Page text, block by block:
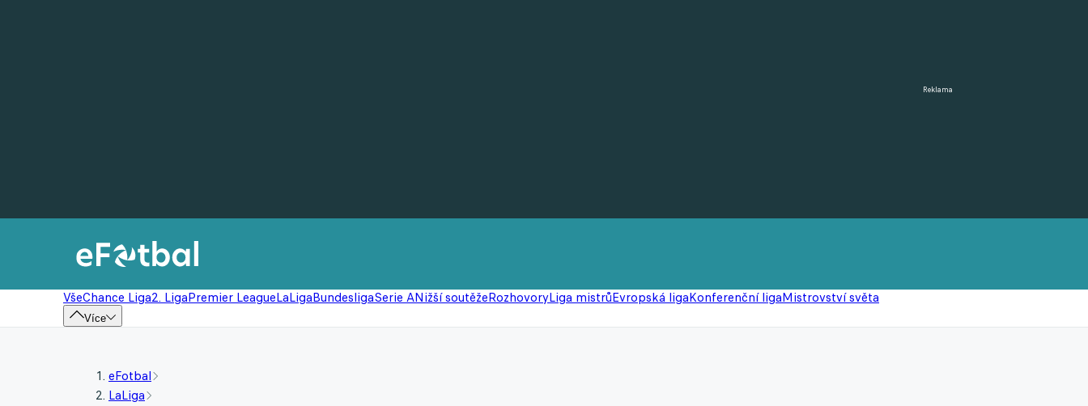
Reklama
VšeChance Liga2. LigaPremier LeagueLaLigaBundesligaSerie ANižší soutěžeRozhovoryLiga mistrůEvropská ligaKonferenční ligaMistrovství světa
Více
eFotbal
LaLiga